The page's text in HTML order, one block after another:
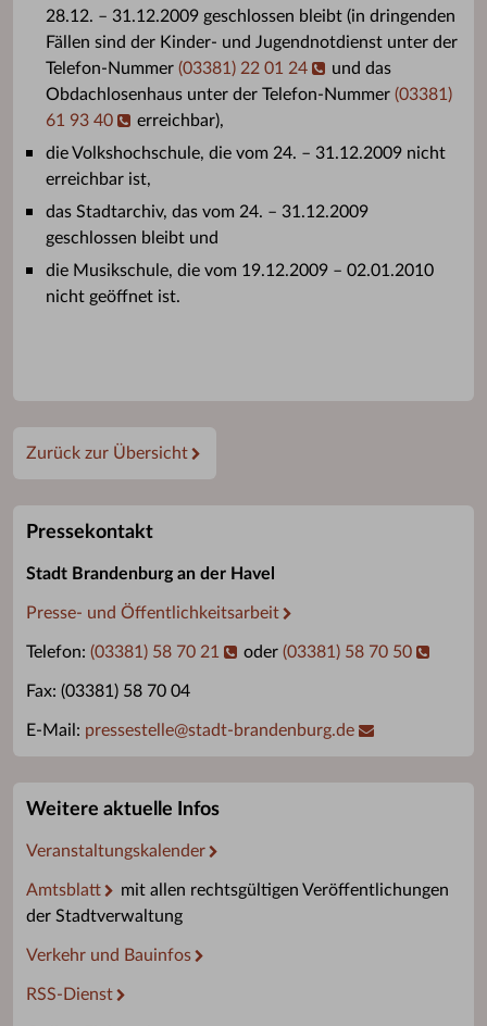
28.12. – 31.12.2009 geschlossen bleibt (in dringenden
Fällen sind der Kinder- und Jugendnotdienst unter der
Telefon-Nummer (03381) 22 01 24
und das
Obdachlosenhaus unter der Telefon-Nummer (03381)
61 93 40
erreichbar),
die Volkshochschule, die vom 24. – 31.12.2009 nicht
erreichbar ist,
das Stadtarchiv, das vom 24. – 31.12.2009
geschlossen bleibt und
die Musikschule, die vom 19.12.2009 – 02.01.2010
nicht geöffnet ist.
Zurück zur Übersicht
Pressekontakt
Stadt Brandenburg an der Havel
Presse- und Öffentlichkeitsarbeit
Telefon: (03381) 58 70 21 oder (03381) 58 70 50
Fax: (03381) 58 70 04
E-Mail: pressestelle@stadt-brandenburg.de
Weitere aktuelle Infos
Veranstaltungskalender
Amtsblatt
mit allen rechtsgültigen Veröffentlichungen
der Stadtverwaltung
Verkehr und Bauinfos
RSS-Dienst